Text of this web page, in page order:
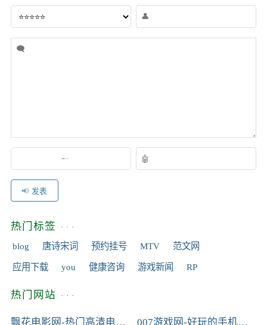
发表
热门标签
blog 唐诗宋词 预约挂号 MTV 范文网
应用下载 you 健康咨询 游戏新闻 RP
热门网站
飘花电影网-热门高清电影电视剧大全-热播短剧全集免费在线观看 007游戏网-好玩的手机游戏推荐-手机应用软件下载